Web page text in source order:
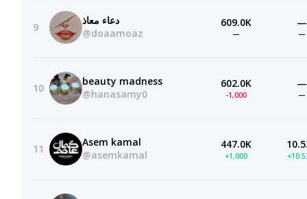
9
دعاء معاذ
@doaamoaz
609.0K
—
—
—
10
beauty madness
@hanasamy0
602.0K
-1,000
—
—
11
Asem kamal
@asemkamal
447.0K
+1,000